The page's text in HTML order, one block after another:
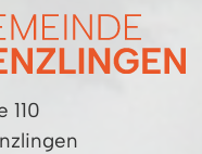
110